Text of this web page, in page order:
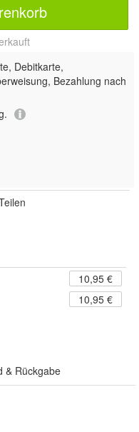
Debitkarte,
Bezahlung nach
10,95 €
10,95 €
& Rückgabe